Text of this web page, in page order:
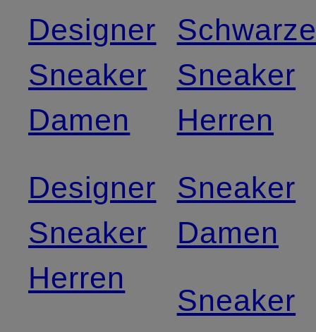
Designer
Sneaker
Damen
Designer
Sneaker
Herren
Sneaker
Herren
Sneaker
Damen
Sneaker